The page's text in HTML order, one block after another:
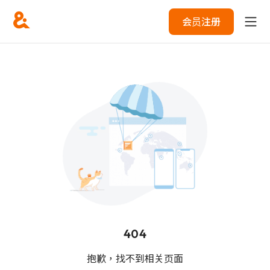
会员注册
404
抱歉，找不到相关页面